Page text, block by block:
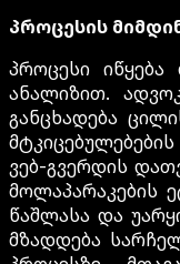
პროცესის
პროცესი
ანალიზით.
განცხადება
ვებ-გვერდის
მოლაპარაკების
წაშლასა და
მზადდება